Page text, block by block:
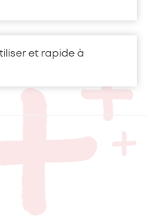
et rapide à